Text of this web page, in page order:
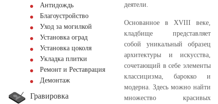
Антидождь
Благоустройство
Уход за могилкой
Установка оград
Установка цоколя
Укладка плитки
Ремонт и Реставрация
Демонтаж
Гравировка
деятели.
Основанное в XVIII веке,
кладбище представляет
собой уникальный образец
архитектуры и искусства,
сочетающий в себе элементы
классицизма, барокко и
модерна. Здесь можно найти
множество красивых